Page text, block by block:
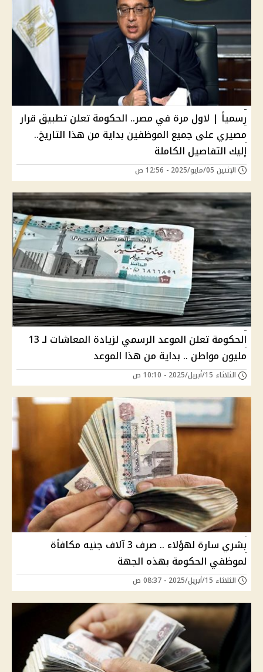
رسمياً | لاول مرة في مصر.. الحكومة تعلن تطبيق قرار
مصيري على جميع الموظفين بداية من هذا التاريخ..
إليك التفاصيل الكاملة
الإثنين 05/مايو/2025 - 12:56 ص
الحكومة تعلن الموعد الرسمي لزيادة المعاشات لـ 13
مليون مواطن .. بداية من هذا الموعد
الثلاثاء 15/أبريل/2025 - 10:10 ص
بشري سارة لهؤلاء .. صرف 3 آلاف جنيه مكافأة
لموظفي الحكومة بهذه الجهة
الثلاثاء 15/أبريل/2025 - 08:37 ص